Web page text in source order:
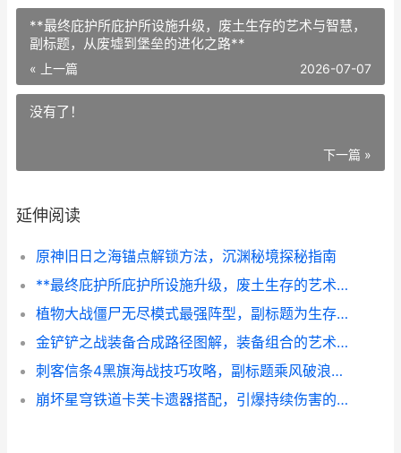
**最终庇护所庇护所设施升级，废土生存的艺术与智慧，
副标题，从废墟到堡垒的进化之路**
« 上一篇 2026-07-07
没有了！
下一篇 »
延伸阅读
原神旧日之海锚点解锁方法，沉渊秘境探秘指南
**最终庇护所庇护所设施升级，废土生存的艺术与智慧，副标题，从废墟到堡垒的进化之路**
植物大战僵尸无尽模式最强阵型，副标题为生存艺术的终极诠释
金铲铲之战装备合成路径图解，装备组合的艺术与策略
刺客信条4黑旗海战技巧攻略，副标题乘风破浪制霸加勒比
崩坏星穹铁道卡芙卡遗器搭配，引爆持续伤害的艺术，副标题，以雷与火编织命运的提线